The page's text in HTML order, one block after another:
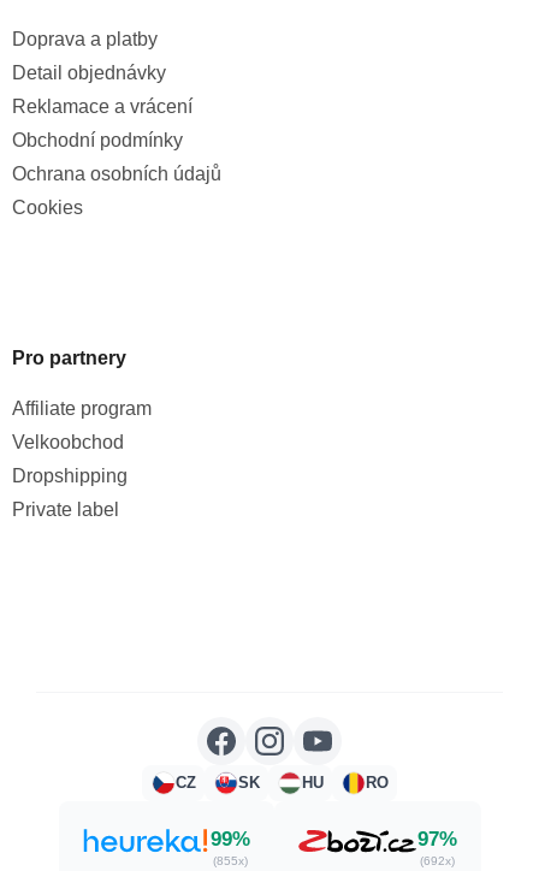
Doprava a platby
Detail objednávky
Reklamace a vrácení
Obchodní podmínky
Ochrana osobních údajů
Cookies
Pro partnery
Affiliate program
Velkoobchod
Dropshipping
Private label
CZ SK HU RO
99%
(855x)
97%
(692x)